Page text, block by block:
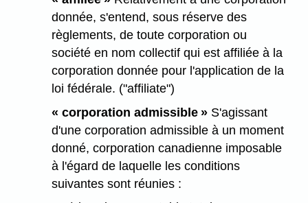
donnée, s'entend, sous réserve des
règlements, de toute corporation ou
société en nom collectif qui est affiliée à la
corporation donnée pour l'application de la
loi fédérale. ("affiliate")
« corporation admissible » S'agissant
d'une corporation admissible à un moment
donné, corporation canadienne imposable
à l'égard de laquelle les conditions
suivantes sont réunies :